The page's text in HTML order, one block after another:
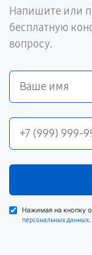
Напишите или
бесплатную
вопросу.
Нажимая на кнопку
персональных данных.